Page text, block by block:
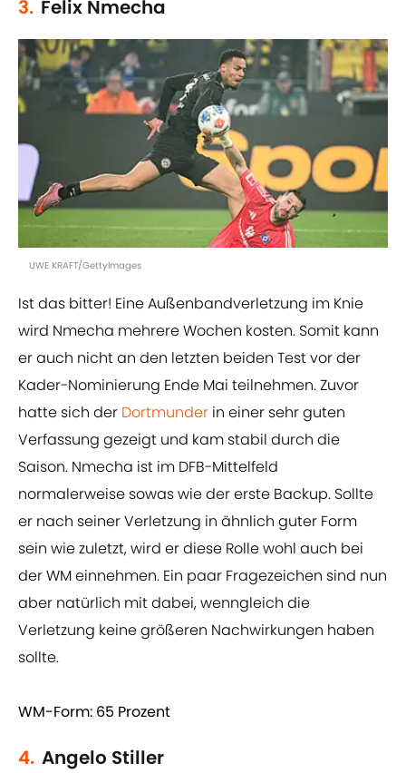
3. Felix Nmecha
UWE KRAFT/GettyImages
Ist das bitter! Eine Außenbandverletzung im Knie
wird Nmecha mehrere Wochen kosten. Somit kann
er auch nicht an den letzten beiden Test vor der
Kader-Nominierung Ende Mai teilnehmen. Zuvor
hatte sich der Dortmunder in einer sehr guten
Verfassung gezeigt und kam stabil durch die
Saison. Nmecha ist im DFB-Mittelfeld
normalerweise sowas wie der erste Backup. Sollte
er nach seiner Verletzung in ähnlich guter Form
sein wie zuletzt, wird er diese Rolle wohl auch bei
der WM einnehmen. Ein paar Fragezeichen sind nun
aber natürlich mit dabei, wenngleich die
Verletzung keine größeren Nachwirkungen haben
sollte.
WM-Form: 65 Prozent
4. Angelo Stiller